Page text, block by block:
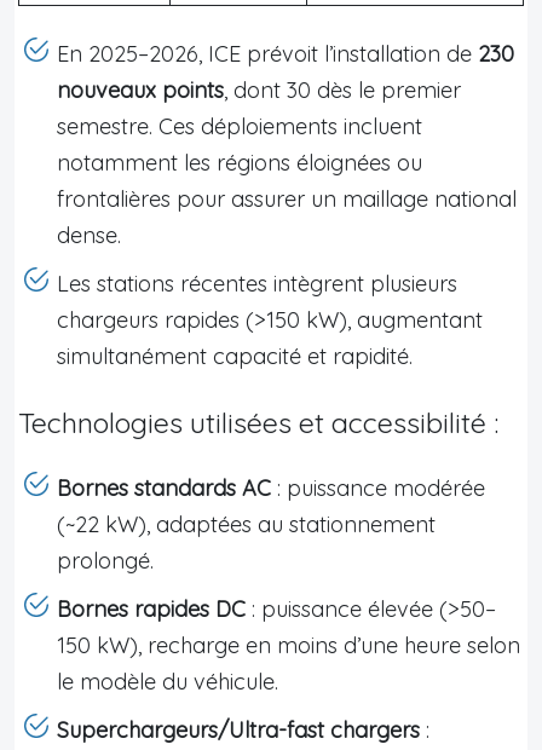
En 2025–2026, ICE prévoit l’installation de 230
nouveaux points, dont 30 dès le premier
semestre. Ces déploiements incluent
notamment les régions éloignées ou
frontalières pour assurer un maillage national
dense.
Les stations récentes intègrent plusieurs
chargeurs rapides (>150 kW), augmentant
simultanément capacité et rapidité.
Technologies utilisées et accessibilité :
Bornes standards AC : puissance modérée
(~22 kW), adaptées au stationnement
prolongé.
Bornes rapides DC : puissance élevée (>50–
150 kW), recharge en moins d’une heure selon
le modèle du véhicule.
Superchargeurs/Ultra-fast chargers :